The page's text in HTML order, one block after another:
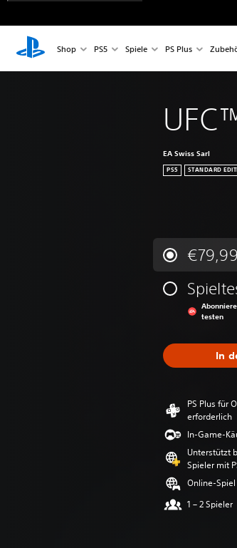
Shop PS5 Spiele PS Plus
EA Swiss Sarl
PS5 STANDARD
€79,99
testen
In
PS Plus für
erforderlich
In-Game-
Unterstützt
Spieler mit
Online-
1 – 2 Spieler